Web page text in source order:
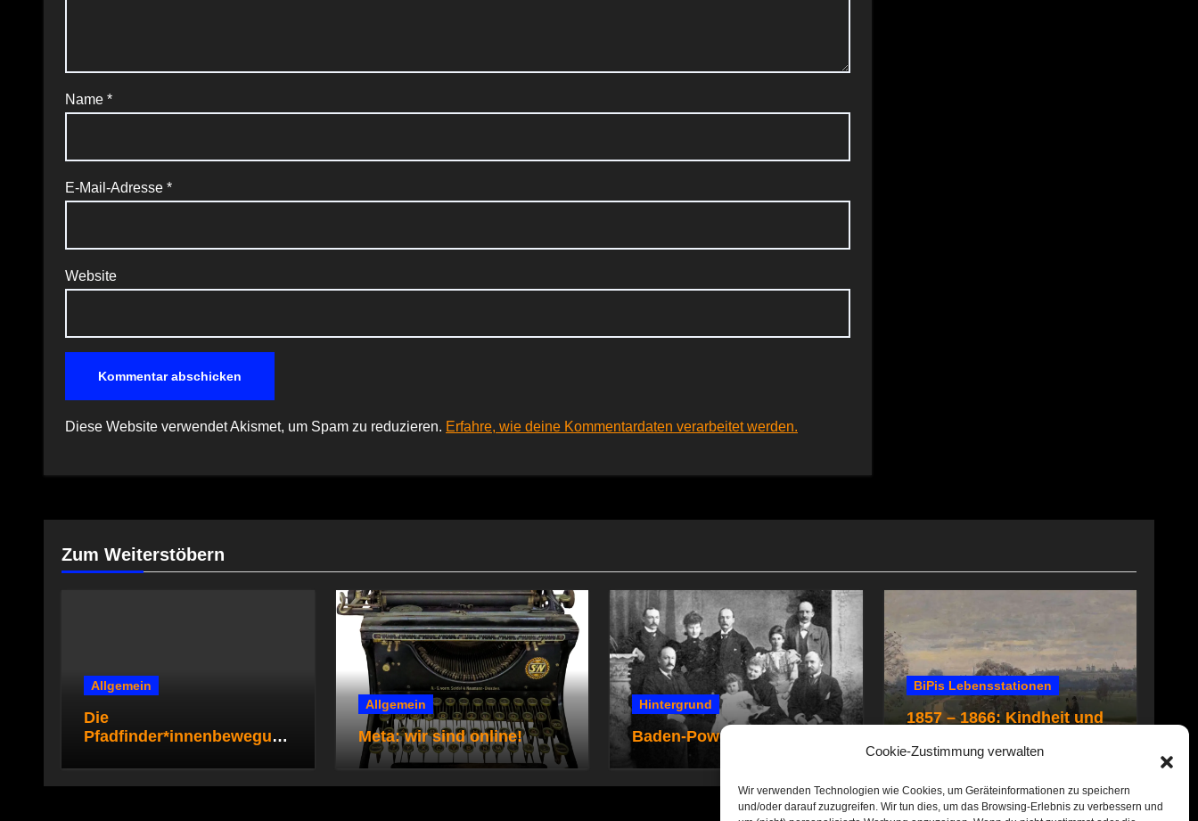
Cookie-Zustimmung verwalten
Wir verwenden Technologien wie Cookies, um Geräteinformationen zu speichern
und/oder darauf zuzugreifen. Wir tun dies, um das Browsing-Erlebnis zu verbessern und
Name *
E-Mail-Adresse *
Website
Diese Website verwendet Akismet, um Spam zu reduzieren. Erfahre, wie deine Kommentardaten verarbeitet werden.
Zum Weiterstöbern
Allgemein
Die
Pfadfinder*innenbewegung
Gruppenstunden für die
Pfadi- und
Allgemein
Meta: wir sind online!
Hintergrund
Baden-Powells Familie
BiPis Lebensstationen
1857 – 1866: Kindheit und